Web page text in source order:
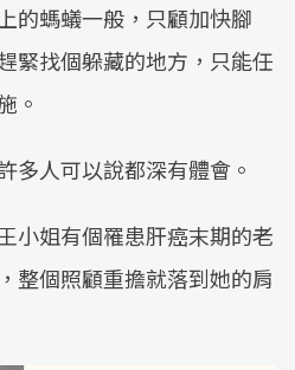
的螞蟻一般，只顧加快腳
緊找個躲藏的地方，只能任
。
多人可以說都深有體會。
小姐有個罹患肝癌末期的老
整個照顧重擔就落到她的肩